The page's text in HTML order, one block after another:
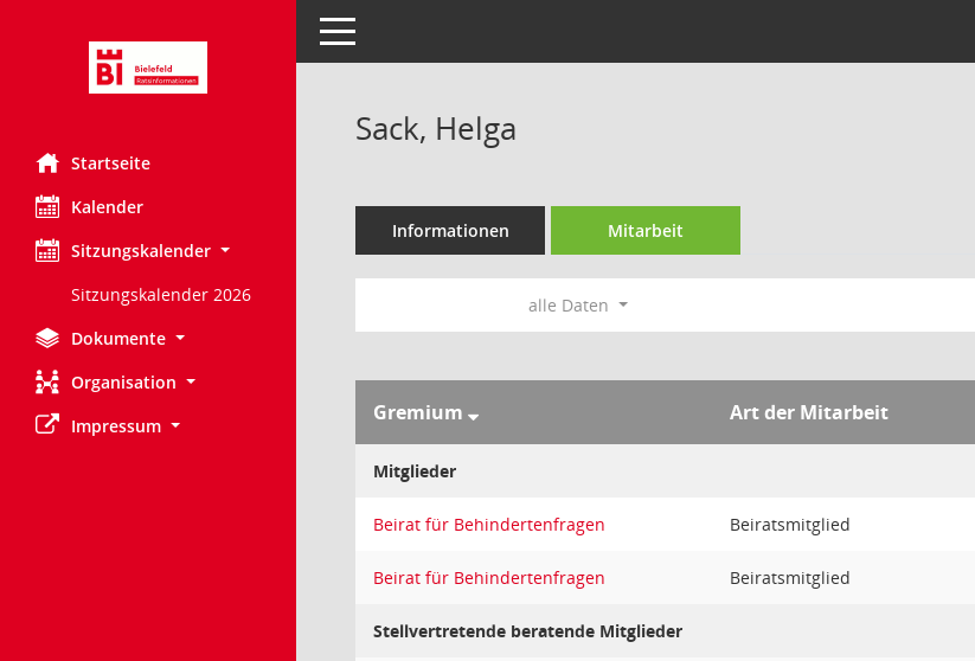
Startseite
Kalender
Sitzungskalender
Sitzungskalender 2026
Dokumente
Organisation
Impressum
Toggle navigation
Sack, Helga
Informationen Mitarbeit
alle Daten
Gremium Art der Mitarbeit
Mitglieder
Beirat für Behindertenfragen Beiratsmitglied
Beirat für Behindertenfragen Beiratsmitglied
Stellvertretende beratende Mitglieder